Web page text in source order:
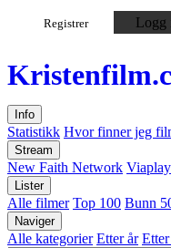
Registrer Logg
Kristenfilm
Info
Statistikk Hvor finner jeg
Stream
New Faith Network Viaplay
Lister
Alle filmer Top 100 Bunn
Naviger
Alle kategorier Etter år